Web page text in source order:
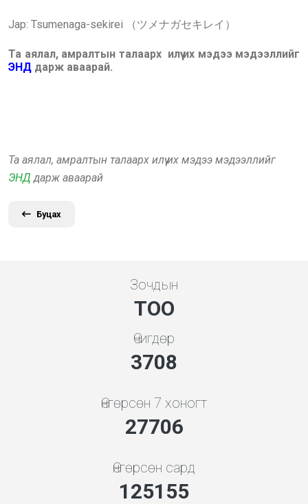
Jap: Tsumenaga-sekirei （ツメナガセキレイ）
Та аялал, амралтын талаарх илүү их мэдээ мэдээллийг
ЭНД дарж аваарай.
Та аялал, амралтын талаарх илүү их мэдээ мэдээллийг
ЭНД дарж аваарай
Буцах
Зочдын
ТОО
Өчигдөр
3994
Өнгөрсөн 7 хоногт
29838
Өнгөрсөн сард
134783